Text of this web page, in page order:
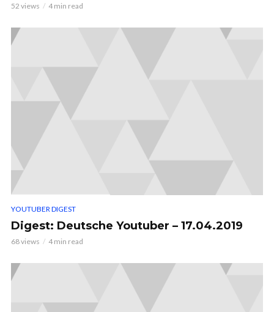
52 views 4 min read
YOUTUBER DIGEST
Digest: Deutsche Youtuber – 17.04.2019
68 views 4 min read